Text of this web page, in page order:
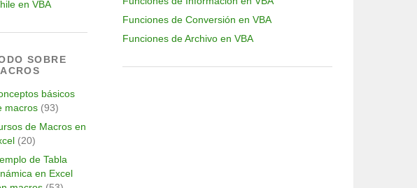
en VBA
SOBRE
básicos
macros(93)
de Macros en
(20)
de Tabla
en Excel
Funciones de Conversión en VBA
Funciones de Archivo en VBA